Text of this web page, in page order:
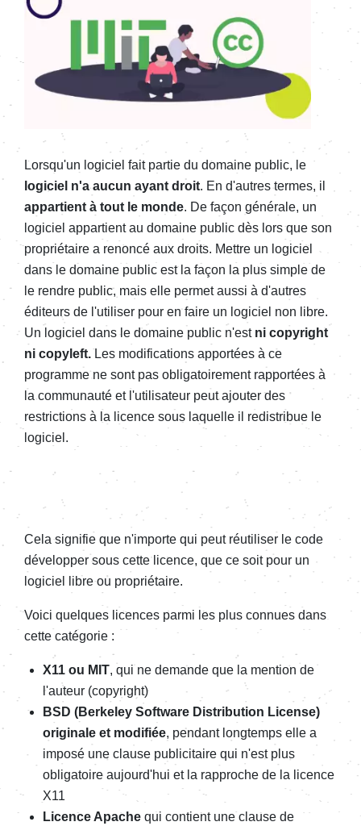
Lorsqu'un logiciel fait partie du domaine public, le
logiciel n'a aucun ayant droit. En d'autres termes, il
appartient à tout le monde. De façon générale, un
logiciel appartient au domaine public dès lors que son
propriétaire a renoncé aux droits. Mettre un logiciel
dans le domaine public est la façon la plus simple de
le rendre public, mais elle permet aussi à d'autres
éditeurs de l'utiliser pour en faire un logiciel non libre.
Un logiciel dans le domaine public n'est ni copyright
ni copyleft.Les modifications apportées à ce
programme ne sont pas obligatoirement rapportées à
la communauté et l'utilisateur peut ajouter des
restrictions à la licence sous laquelle il redistribue le
logiciel.
Cela signifie que n'importe qui peut réutiliser le code
développer sous cette licence, que ce soit pour un
logiciel libre ou propriétaire.
Voici quelques licences parmi les plus connues dans
cette catégorie :
X11 ou MIT, qui ne demande que la mention de
l'auteur (copyright)
BSD (Berkeley Software Distribution License)
originale et modifiée, pendant longtemps elle a
imposé une clause publicitaire qui n'est plus
obligatoire aujourd'hui et la rapproche de la licence
X11
Licence Apache qui contient une clause de